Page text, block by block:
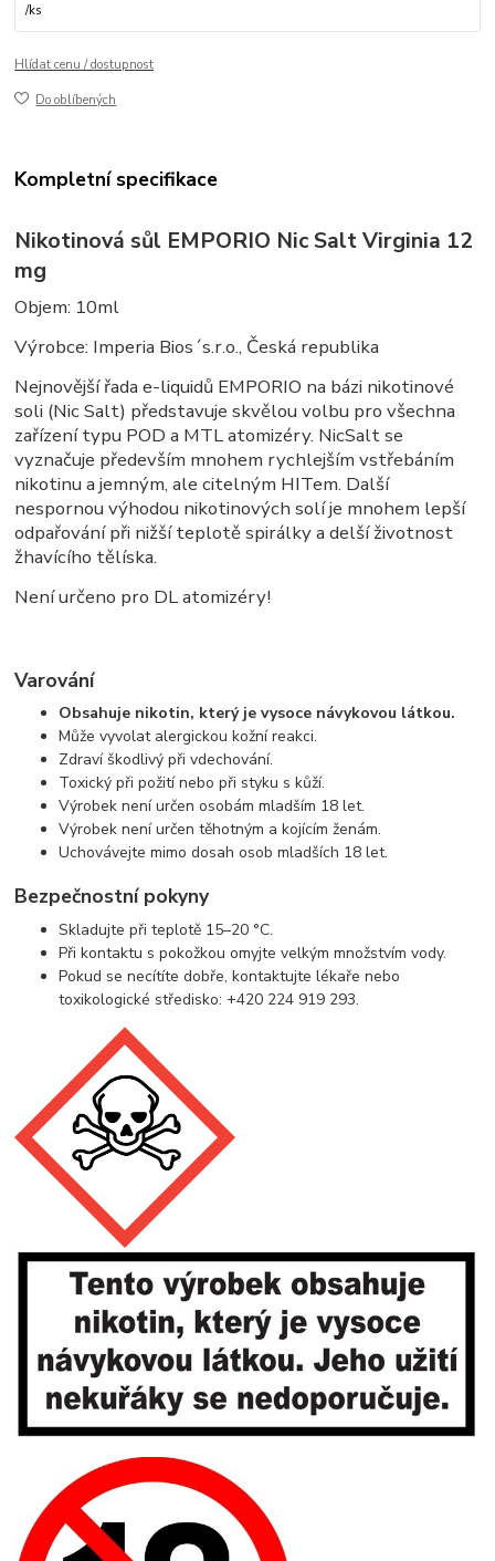
/ks
Hlídat cenu / dostupnost
Do oblíbených
Kompletní specifikace
Nikotinová sůl EMPORIO Nic Salt Virginia 12
mg
Objem: 10ml
Výrobce: Imperia Bios´s.r.o., Česká republika
Nejnovější řada e-liquidů EMPORIO na bázi nikotinové
soli (Nic Salt) představuje skvělou volbu pro všechna
zařízení typu POD a MTL atomizéry. NicSalt se
vyznačuje především mnohem rychlejším vstřebáním
nikotinu a jemným, ale citelným HITem. Další
nespornou výhodou nikotinových solí je mnohem lepší
odpařování při nižší teplotě spirálky a delší životnost
žhavícího tělíska.
Není určeno pro DL atomizéry!
Varování
Obsahuje nikotin, který je vysoce návykovou látkou.
Může vyvolat alergickou kožní reakci.
Zdraví škodlivý při vdechování.
Toxický při požití nebo při styku s kůží.
Výrobek není určen osobám mladším 18 let.
Výrobek není určen těhotným a kojícím ženám.
Uchovávejte mimo dosah osob mladších 18 let.
Bezpečnostní pokyny
Skladujte při teplotě 15–20 °C.
Při kontaktu s pokožkou omyjte velkým množstvím vody.
Pokud se necítíte dobře, kontaktujte lékaře nebo
toxikologické středisko: +420 224 919 293.